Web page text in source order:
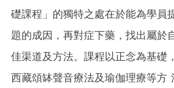
礎課程」的獨特之處在於能為學員
題的成因，再對症下藥，找出屬於
佳渠道及方法。課程以正念為基礎
西藏頌缽聲音療法及瑜伽理療等方